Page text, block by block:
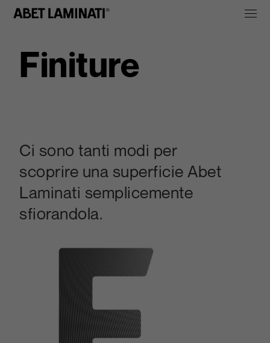
Finiture
Ci sono tanti modi per
scoprire una superficie Abet
Laminati semplicemente
sfiorandola.